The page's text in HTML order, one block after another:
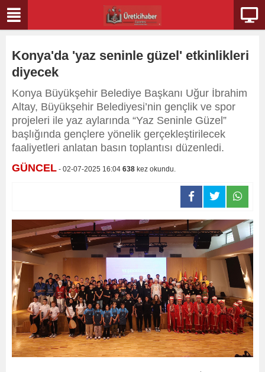
Konya'da 'yaz seninle güzel' etkinlikleri
diyecek
Konya Büyükşehir Belediye Başkanı Uğur İbrahim
Altay, Büyükşehir Belediyesi’nin gençlik ve spor
projeleri ile yaz aylarında “Yaz Seninle Güzel”
başlığında gençlere yönelik gerçekleştirilecek
faaliyetleri anlatan basın toplantısı düzenledi.
GÜNCEL - 02-07-2025 16:04 638 kez okundu.